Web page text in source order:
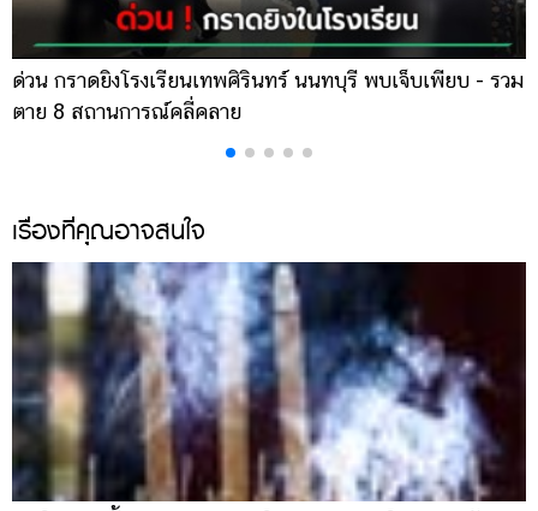
ด่วน กราดยิงโรงเรียนเทพศิรินทร์ นนทบุรี พบเจ็บเพียบ - รวม
ตาย 8 สถานการณ์คลี่คลาย
เรื่องที่คุณอาจสนใจ